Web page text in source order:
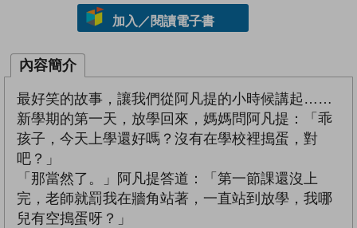
加入／閱讀電子書
內容簡介
最好笑的故事，讓我們從阿凡提的小時候講起……
新學期的第一天，放學回來，媽媽問阿凡提：「乖
孩子，今天上學還好嗎？沒有在學校裡搗蛋，對
吧？」
「那當然了。」阿凡提答道：「第一節課還沒上
完，老師就罰我在牆角站著，一直站到放學，我哪
兒有空搗蛋呀？」